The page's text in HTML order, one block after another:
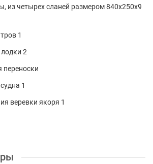
из четырех сланей размером 840х250х9
1
2
переноски
1
веревки якоря 1